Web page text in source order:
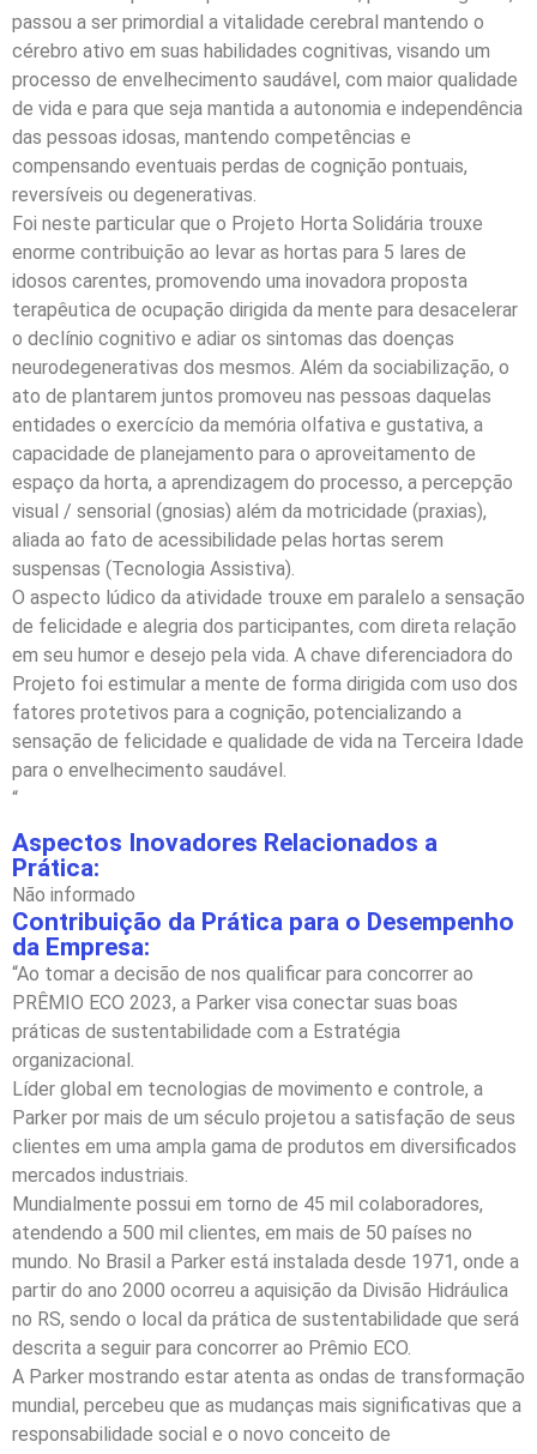
passou a ser primordial a vitalidade cerebral mantendo o
cérebro ativo em suas habilidades cognitivas, visando um
processo de envelhecimento saudável, com maior qualidade
de vida e para que seja mantida a autonomia e independência
das pessoas idosas, mantendo competências e
compensando eventuais perdas de cognição pontuais,
reversíveis ou degenerativas.
Foi neste particular que o Projeto Horta Solidária trouxe
enorme contribuição ao levar as hortas para 5 lares de
idosos carentes, promovendo uma inovadora proposta
terapêutica de ocupação dirigida da mente para desacelerar
o declínio cognitivo e adiar os sintomas das doenças
neurodegenerativas dos mesmos. Além da sociabilização, o
ato de plantarem juntos promoveu nas pessoas daquelas
entidades o exercício da memória olfativa e gustativa, a
capacidade de planejamento para o aproveitamento de
espaço da horta, a aprendizagem do processo, a percepção
visual / sensorial (gnosias) além da motricidade (praxias),
aliada ao fato de acessibilidade pelas hortas serem
suspensas (Tecnologia Assistiva).
O aspecto lúdico da atividade trouxe em paralelo a sensação
de felicidade e alegria dos participantes, com direta relação
em seu humor e desejo pela vida. A chave diferenciadora do
Projeto foi estimular a mente de forma dirigida com uso dos
fatores protetivos para a cognição, potencializando a
sensação de felicidade e qualidade de vida na Terceira Idade
para o envelhecimento saudável.
“
Aspectos Inovadores Relacionados a
Prática:
Não informado
Contribuição da Prática para o Desempenho
da Empresa:
“Ao tomar a decisão de nos qualificar para concorrer ao
PRÊMIO ECO 2023, a Parker visa conectar suas boas
práticas de sustentabilidade com a Estratégia
organizacional.
Líder global em tecnologias de movimento e controle, a
Parker por mais de um século projetou a satisfação de seus
clientes em uma ampla gama de produtos em diversificados
mercados industriais.
Mundialmente possui em torno de 45 mil colaboradores,
atendendo a 500 mil clientes, em mais de 50 países no
mundo. No Brasil a Parker está instalada desde 1971, onde a
partir do ano 2000 ocorreu a aquisição da Divisão Hidráulica
no RS, sendo o local da prática de sustentabilidade que será
descrita a seguir para concorrer ao Prêmio ECO.
A Parker mostrando estar atenta as ondas de transformação
mundial, percebeu que as mudanças mais significativas que a
responsabilidade social e o novo conceito de